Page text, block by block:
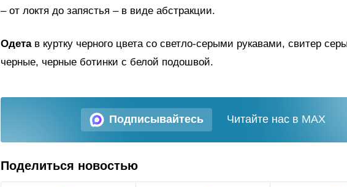
– от локтя до запястья – в виде абстракции.
Одетав куртку черного цвета со светло-серыми рукавами, свитер
черные, черные ботинки с белой подошвой.
Подписывайтесь Читайте нас в MAX
Поделиться новостью